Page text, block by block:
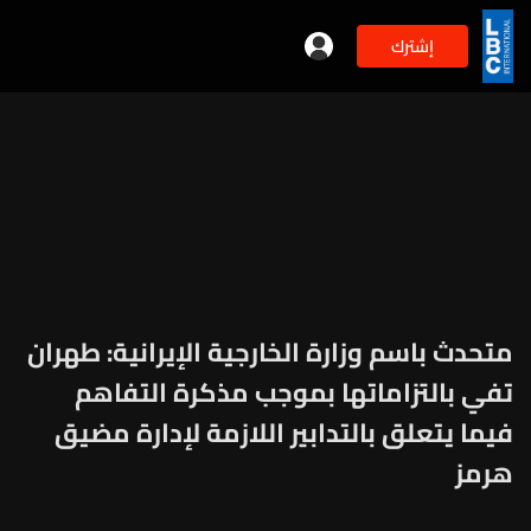
إشترك
متحدث باسم وزارة الخارجية الإيرانية: طهران
تفي بالتزاماتها بموجب مذكرة التفاهم
فيما يتعلق بالتدابير اللازمة لإدارة مضيق
هرمز